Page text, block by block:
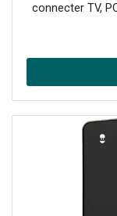
connecter TV,
(23,9 mm),
roaming fluide
Sécurité
rogue AP